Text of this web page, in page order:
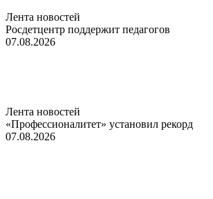
Лента новостей
Росдетцентр поддержит педагогов
07.08.2026
Лента новостей
«Профессионалитет» установил рекорд
07.08.2026